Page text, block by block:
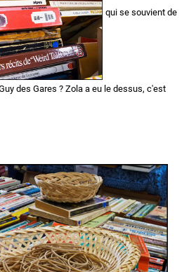
qui se souvient de
des Gares ? Zola a eu le dessus, c'est